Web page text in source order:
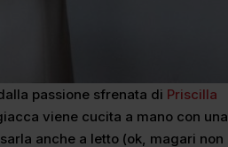
passione sfrenata di Priscilla
viene cucita a mano con una
anche a letto (ok, magari non